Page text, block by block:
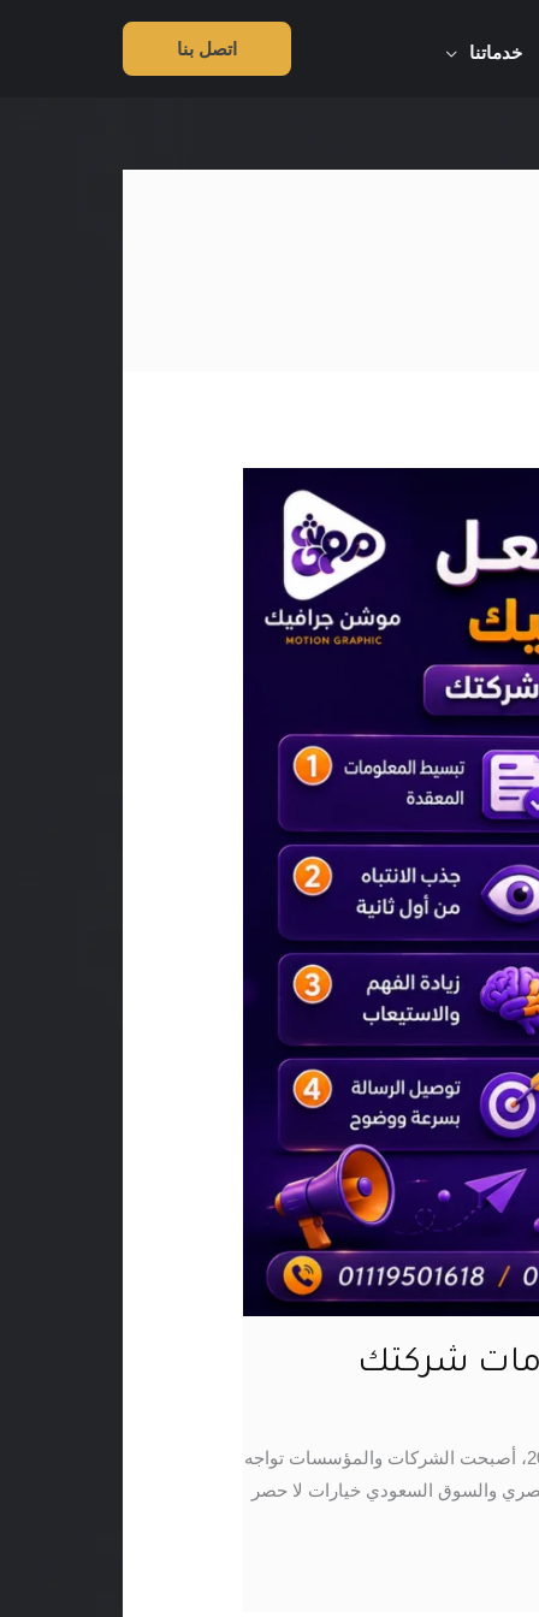
خدماتنا اتصل بنا
9 مميزات تجعل الموشن جرافيك أفضل وسيلة لشرح خدمات شركتك في عالم الأعمال الرقمي المتسارع لعام 2026، أصبحت الشركات والمؤسسات تواجه
والسوق السعودي خيارات لا حصر